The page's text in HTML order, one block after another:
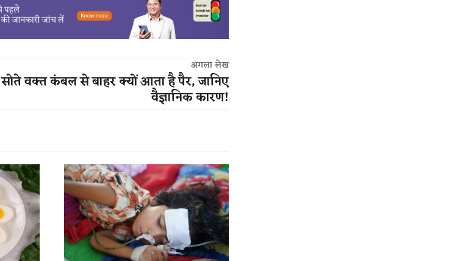
अगला लेख
सोते वक्त कंबल से बाहर क्यों आता है पैर, जानिए
वैज्ञानिक कारण!